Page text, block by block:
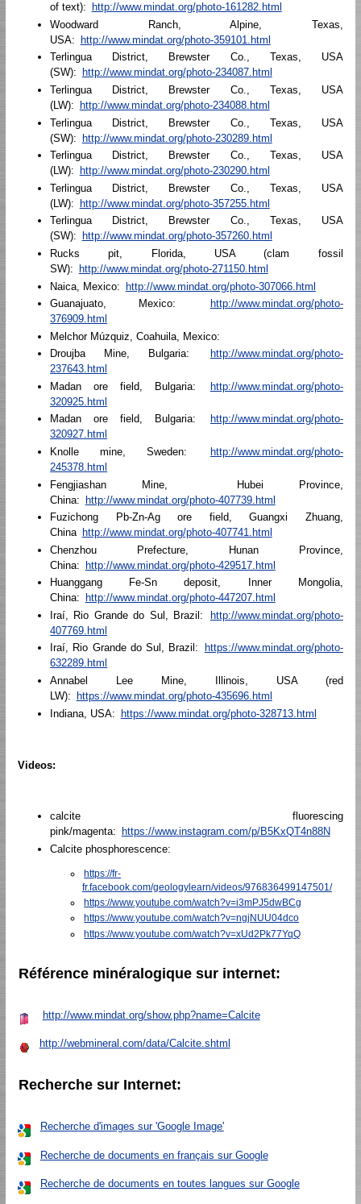
of text):
http://www.mindat.org/photo-161282.html
Woodward Ranch, Alpine, Texas,
USA:
http://www.mindat.org/photo-359101.html
Terlingua District, Brewster Co., Texas, USA
(SW):
http://www.mindat.org/photo-234087.html
Terlingua District, Brewster Co., Texas, USA
(LW):
http://www.mindat.org/photo-234088.html
Terlingua District, Brewster Co., Texas, USA
(SW): http://www.mindat.org/photo-230289.html
Terlingua District, Brewster Co., Texas, USA
(LW):
http://www.mindat.org/photo-230290.html
Terlingua District, Brewster Co., Texas, USA
(LW):
http://www.mindat.org/photo-357255.html
Terlingua District, Brewster Co., Texas, USA
(SW):
http://www.mindat.org/photo-357260.html
Rucks pit, Florida, USA (clam fossil
SW):
http://www.mindat.org/photo-271150.html
Naica, Mexico: http://www.mindat.org/photo-307066.html
Guanajuato, Mexico:
http://www.mindat.org/photo-
376909.html
Melchor Múzquiz, Coahuila, Mexico:
Droujba Mine, Bulgaria:
http://www.mindat.org/photo-
237643.html
Madan ore field, Bulgaria:
http://www.mindat.org/photo-
320925.html
Madan ore field, Bulgaria:
http://www.mindat.org/photo-
320927.html
Knolle mine, Sweden:
http://www.mindat.org/photo-
245378.html
Fengjiashan Mine, Hubei Province,
China: http://www.mindat.org/photo-407739.html
Fuzichong Pb-Zn-Ag ore field, Guangxi Zhuang,
China http://www.mindat.org/photo-407741.html
Chenzhou Prefecture, Hunan Province,
China: http://www.mindat.org/photo-429517.html
Huanggang Fe-Sn deposit, Inner Mongolia,
China:
http://www.mindat.org/photo-447207.html
Iraí, Rio Grande do Sul, Brazil:
http://www.mindat.org/photo-
407769.html
Iraí, Rio Grande do Sul, Brazil:
https://www.mindat.org/photo-
632289.html
Annabel Lee Mine, Illinois, USA (red
LW):
https://www.mindat.org/photo-435696.html
Indiana, USA: https://www.mindat.org/photo-328713.html
Videos:
calcite fluorescing
pink/magenta:
https://www.instagram.com/p/B5KxQT4n88N
Calcite phosphorescence:
https://fr-
fr.facebook.com/geologylearn/videos/976836499147501/
https://www.youtube.com/watch?v=i3mPJ5dwBCg
https://www.youtube.com/watch?v=ngjNUU04dco
https://www.youtube.com/watch?v=xUd2Pk77YqQ
Référence minéralogique sur internet:
http://www.mindat.org/show.php?name=Calcite
http://webmineral.com/data/Calcite.shtml
Recherche sur Internet:
Recherche d'images sur 'Google Image'
Recherche de documents en français sur Google
Recherche de documents en toutes langues sur Google